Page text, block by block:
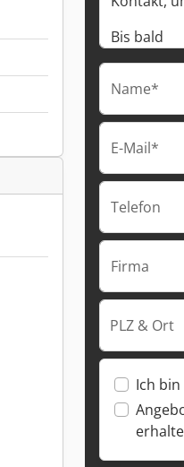
Name*
E-Mail*
Telefon
Firma
PLZ & Ort
Ich